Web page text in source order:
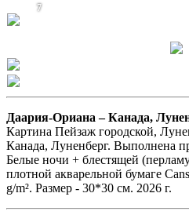
7
Даария-Ориана –Канада,
Картина Пейзаж городской,
Канада, Луненберг. Выполнена
Белые ночи + блестящей
плотной акварельной бумаге
g/m². Размер - 30*30 см. 2026 г.